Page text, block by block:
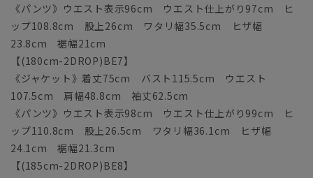
《パンツ》ウエスト表示96cm ウエスト仕上がり97cm ヒ
ップ108.8cm 股上26cm ワタリ幅35.5cm ヒザ幅
23.8cm 裾幅21cm
【(180cm-2DROP)BE7】
《ジャケット》着丈75cm バスト115.5cm ウエスト
107.5cm 肩幅48.8cm 袖丈62.5cm
《パンツ》ウエスト表示98cm ウエスト仕上がり99cm ヒ
ップ110.8cm 股上26.5cm ワタリ幅36.1cm ヒザ幅
24.1cm 裾幅21.3cm
【(185cm-2DROP)BE8】